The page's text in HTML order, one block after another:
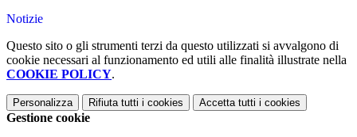
Notizie
Questo sito o gli strumenti terzi da questo utilizzati si avvalgono di
cookie necessari al funzionamento ed utili alle finalità illustrate nella
COOKIE POLICY.
Personalizza Rifiuta tutti i cookies Accetta tutti i cookies
Gestione cookie